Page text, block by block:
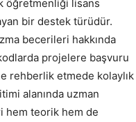
öğretmenliği lisans
bir destek türüdür.
becerileri hakkında
projelere başvuru
rehberlik etmede kolaylık
alanında uzman
hem teorik hem de